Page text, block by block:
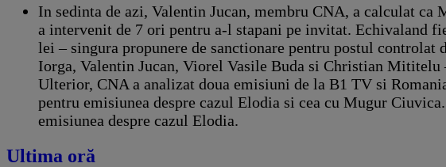
In sedinta de azi, Valentin Jucan, membru CNA, a calculat
a intervenit de 7 ori pentru a-l stapani pe invitat. Echivaland
lei – singura propunere de sanctionare pentru postul
Iorga, Valentin Jucan, Viorel Vasile Buda si Christian Mititelu
Ulterior, CNA a analizat doua emisiuni de la B1 TV si
pentru emisiunea despre cazul Elodia si cea cu Mugur
emisiunea despre cazul Elodia.
Ultima oră